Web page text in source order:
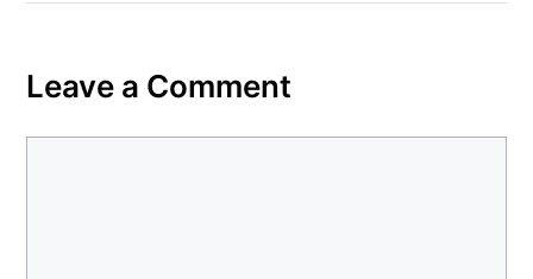
Leave a Comment